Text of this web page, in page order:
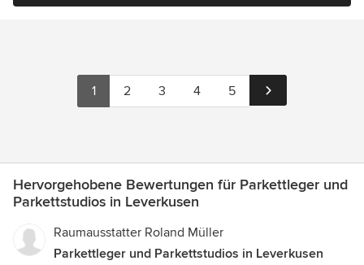
1 2 3 4 5
Hervorgehobene Bewertungen für Parkettleger und
Parkettstudios in Leverkusen
Raumausstatter Roland Müller
Parkettleger und Parkettstudios in Leverkusen